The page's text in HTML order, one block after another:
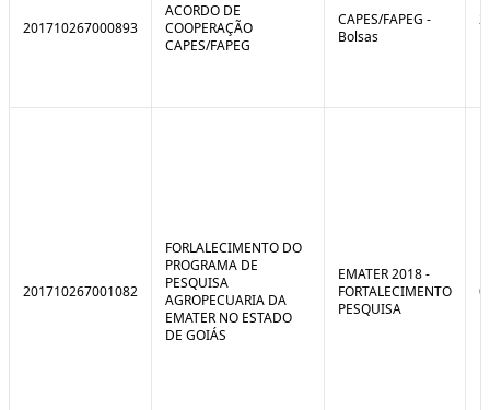
201710267000893
ACORDO DE
COOPERAÇÃO
CAPES/FAPEG
CAPES/FAPEG -
Bolsas
201710267001082
FORLALECIMENTO DO
PROGRAMA DE
PESQUISA
AGROPECUARIA DA
EMATER NO ESTADO
DE GOIÁS
EMATER 2018 -
FORTALECIMENTO
PESQUISA